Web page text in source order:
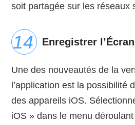
soit partagée sur les réseaux
Enregistrer
Une des nouveautés de la
l’application est la possibilité
des appareils iOS.
iOS » dans le menu